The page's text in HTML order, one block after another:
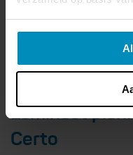
Laminaat
Certo